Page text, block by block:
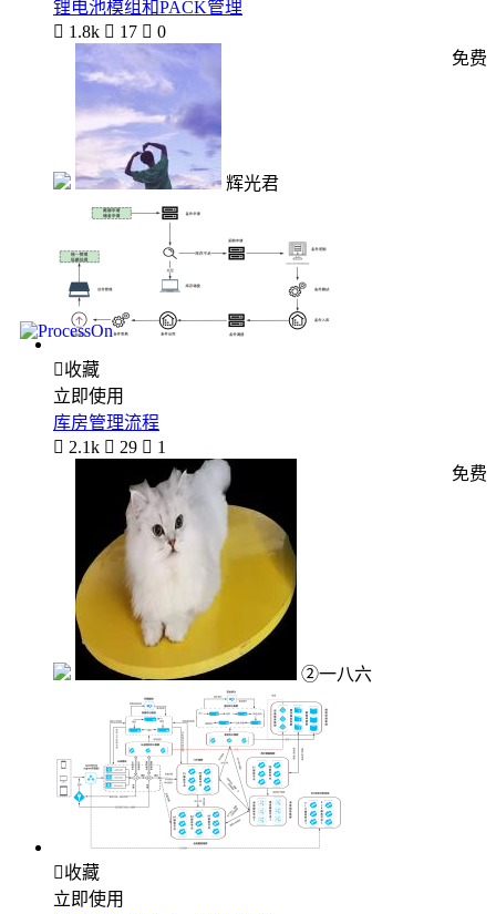
锂电池模组和PACK管理
 1.8k  17  0
辉光君
免费
收藏
立即使用
库房管理流程
 2.1k  29  1
②一八六
免费
收藏
立即使用